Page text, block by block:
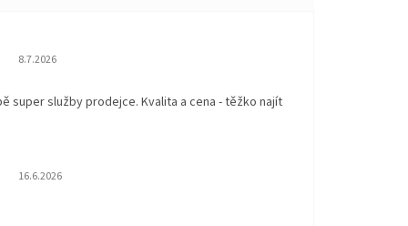
Hodnocení obchodu je 5 z 5 hvězdiček.
8.7.2026
super služby prodejce. Kvalita a cena - těžko najít
Hodnocení obchodu je 5 z 5 hvězdiček.
16.6.2026